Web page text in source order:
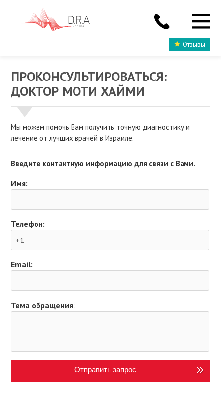
Отзывы
ПРОКОНСУЛЬТИРОВАТЬСЯ:
ДОКТОР МОТИ ХАЙМИ
Мы можем помочь Вам получить точную диагностику и
лечение от лучших врачей в Израиле.
Введите контактную информацию для связи с Вами.
Имя:
Телефон:
Email:
Тема обращения:
Отправить запрос